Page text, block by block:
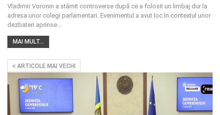
Vladimir Voronin a stârnit controverse după ce a folosit un limbaj dur la
adresa unor colegi parlamentari. Evenimentul a avut loc în contextul unor
dezbateri aprinse
MAI MULT...
ARTICOLE MAI VECHI